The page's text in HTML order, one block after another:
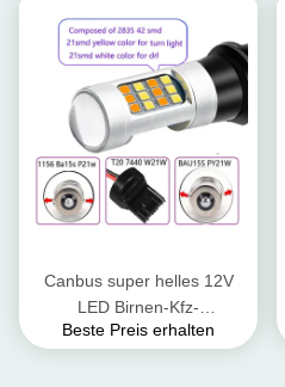
Canbus super helles 12V
LED Birnen-Kfz-
Kennzeichen-Licht Bremsder
Beste Preis erhalten